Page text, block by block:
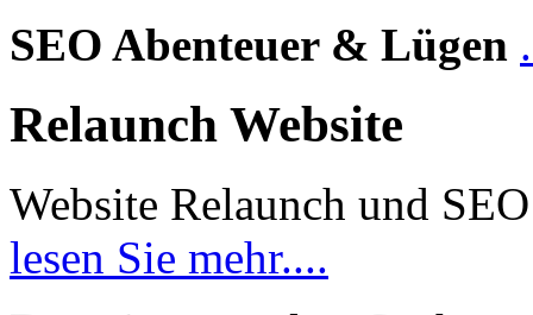
SEO Abenteuer & Lügen
Relaunch Website
Website Relaunch und SEO
lesen Sie mehr....